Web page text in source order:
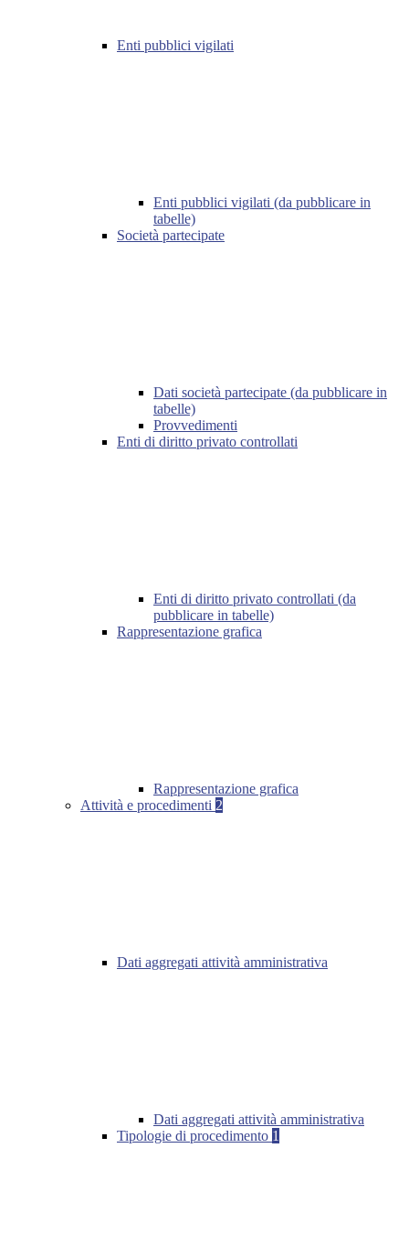
Enti pubblici vigilati
Enti pubblici vigilati (da pubblicare in
tabelle)
Società partecipate
Dati società partecipate (da pubblicare in
tabelle)
Provvedimenti
Enti di diritto privato controllati
Enti di diritto privato controllati (da
pubblicare in tabelle)
Rappresentazione grafica
Rappresentazione grafica
Attività e procedimenti 2
Dati aggregati attività amministrativa
Dati aggregati attività amministrativa
Tipologie di procedimento 1